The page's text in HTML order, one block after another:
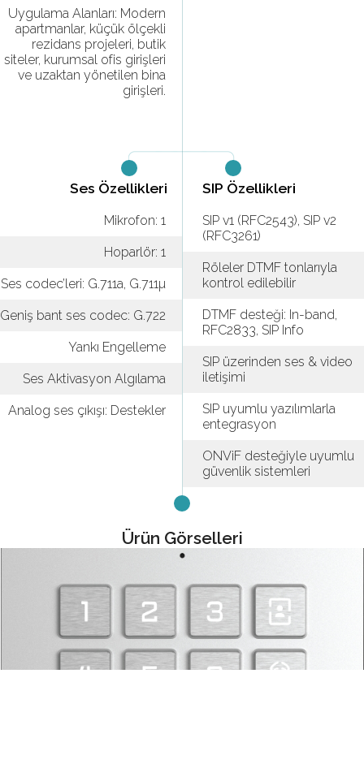
Uygulama Alanları: Modern
apartmanlar, küçük ölçekli
rezidans projeleri, butik
siteler, kurumsal ofis girişleri
ve uzaktan yönetilen bina
girişleri.
Ses Özellikleri
Mikrofon: 1
Hoparlör: 1
Ses codec’leri: G.711a, G.711µ
Geniş bant ses codec: G.722
Yankı Engelleme
Ses Aktivasyon Algılama
Analog ses çıkışı: Destekler
SIP Özellikleri
SIP v1 (RFC2543), SIP v2
(RFC3261)
Röleler DTMF tonlarıyla
kontrol edilebilir
DTMF desteği: In-band,
RFC2833, SIP Info
SIP üzerinden ses & video
iletişimi
SIP uyumlu yazılımlarla
entegrasyon
ONViF desteğiyle uyumlu
güvenlik sistemleri
Ürün Görselleri